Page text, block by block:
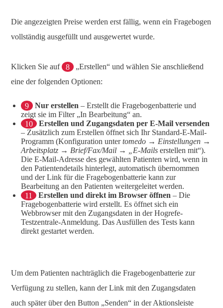
Die angezeigten Preise werden erst fällig, wenn ein Fragebogen
vollständig ausgefüllt und ausgewertet wurde.
Klicken Sie auf 8
„Erstellen“ und wählen Sie anschließend
eine der folgenden Optionen:
9 Nur erstellen – Erstellt die Fragebogenbatterie und
zeigt sie im Filter „In Bearbeitung“ an.
10
Erstellen und Zugangsdaten per E-Mail versenden
– Zusätzlich zum Erstellen öffnet sich Ihr Standard-E-Mail-
Programm (Konfiguration untertomedo → Einstellungen →
Arbeitsplatz → Brief/Fax/Mail → „E-Mails erstellen mit“).
Die E-Mail-Adresse des gewählten Patienten wird, wenn in
den Patientendetails hinterlegt, automatisch übernommen
und der Link für die Fragebogenbatterie kann zur
Bearbeitung an den Patienten weitergeleitet werden.
11
Erstellen und direkt im Browser öffnen – Die
Fragebogenbatterie wird erstellt. Es öffnet sich ein
Webbrowser mit den Zugangsdaten in der Hogrefe-
Testzentrale-Anmeldung. Das Ausfüllen des Tests kann
direkt gestartet werden.
Um dem Patienten nachträglich die Fragebogenbatterie zur
Verfügung zu stellen, kann der Link mit den Zugangsdaten
auch später über den Button „Senden“ in der Aktionsleiste